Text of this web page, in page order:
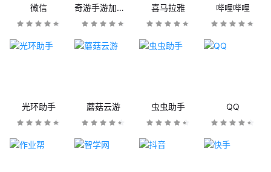
微信 奇游手游加速器 喜马拉雅 哔哩哔哩
光环助手 蘑菇云游 虫虫助手 QQ